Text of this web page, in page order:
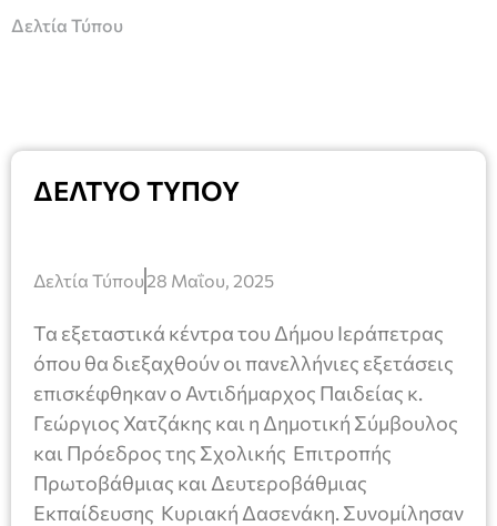
Δελτία Τύπου
ΔΕΛΤΥΟ ΤΥΠΟΥ
Δελτία Τύπου 28 Μαΐου, 2025
Τα εξεταστικά κέντρα του Δήμου Ιεράπετρας
όπου θα διεξαχθούν οι πανελλήνιες εξετάσεις
επισκέφθηκαν ο Αντιδήμαρχος Παιδείας κ.
Γεώργιος Χατζάκης και η Δημοτική Σύμβουλος
και Πρόεδρος της Σχολικής Επιτροπής
Πρωτοβάθμιας και Δευτεροβάθμιας
Εκπαίδευσης Κυριακή Δασενάκη. Συνομίλησαν